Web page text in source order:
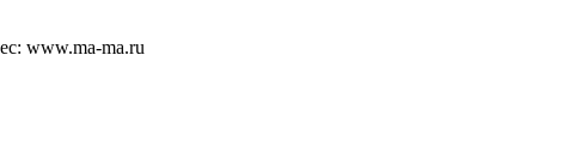
www.ma-ma.ru